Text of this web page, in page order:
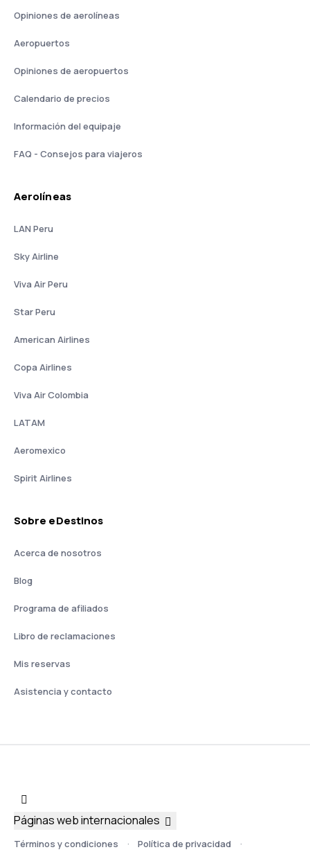
Opiniones de aerolíneas
Aeropuertos
Opiniones de aeropuertos
Calendario de precios
Información del equipaje
FAQ - Consejos para viajeros
Aerolíneas
LAN Peru
Sky Airline
Viva Air Peru
Star Peru
American Airlines
Copa Airlines
Viva Air Colombia
LATAM
Aeromexico
Spirit Airlines
Sobre eDestinos
Acerca de nosotros
Blog
Programa de afiliados
Libro de reclamaciones
Mis reservas
Asistencia y contacto
Términos y condiciones Política de privacidad
Páginas web internacionales